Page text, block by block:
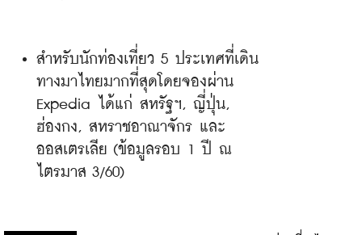
สำหรับนักท่องเที่ยว 5 ประเทศที่เดิน
ทางมาไทยมากที่สุดโดยจองผ่าน
Expedia ได้แก่ สหรัฐฯ, ญี่ปุ่น,
ฮ่องกง, สหราชอาณาจักร และ
ออสเตรเลีย (ข้อมูลรอบ 1 ปี ณ
ไตรมาส 3/60)